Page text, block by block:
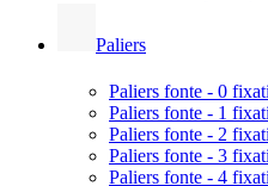
Paliers
Paliers fonte - 0
Paliers fonte - 1
Paliers fonte - 2
Paliers fonte - 3
Paliers fonte - 4